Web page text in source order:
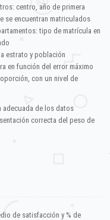
centro, año de primera
se encuentran matriculados
tipo de matrícula en
estrato y población
en función del error máximo
con un nivel de
adecuada de los datos
correcta del peso de
de satisfacción y % de